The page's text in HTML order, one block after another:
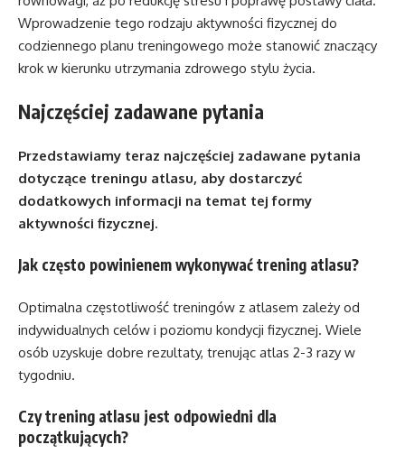
Wprowadzenie tego rodzaju aktywności fizycznej do
codziennego planu treningowego może stanowić znaczący
krok w kierunku utrzymania zdrowego stylu życia.
Najczęściej zadawane pytania
Przedstawiamy teraz najczęściej zadawane pytania
dotyczące treningu atlasu, aby dostarczyć
dodatkowych informacji na temat tej formy
aktywności fizycznej.
Jak często powinienem wykonywać trening atlasu?
Optimalna częstotliwość treningów z atlasem zależy od
indywidualnych celów i poziomu kondycji fizycznej. Wiele
osób uzyskuje dobre rezultaty, trenując atlas 2-3 razy w
tygodniu.
Czy trening atlasu jest odpowiedni dla
początkujących?